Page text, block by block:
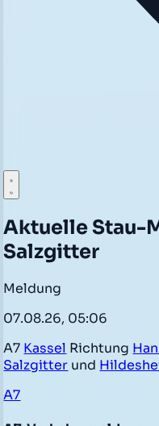
Aktuelle Stau-
Salzgitter
Meldung
07.08.26, 05:06
A7 Kassel Richtung
Salzgitter und
A7